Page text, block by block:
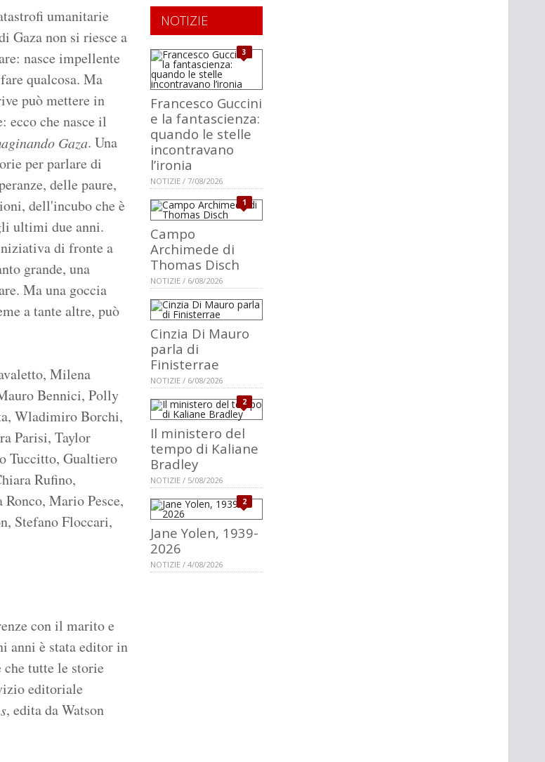
umanitarie
Gaza non si riesce a
nasce impellente
qualcosa. Ma
può mettere in
ecco che nasce il
Gaza. Una
per parlare di
delle paure,
dell'incubo che è
ultimi due anni.
di fronte a
grande, una
Ma una goccia
a tante altre, può
Milena
Bennici, Polly
Wladimiro Borchi,
Parisi, Taylor
Tuccitto, Gualtiero
Rufino,
Mario Pesce,
Stefano Floccari,
con il marito e
anni è stata editor in
che tutte le storie
editoriale
, edita da Watson
NOTIZIE
3
Francesco Guccini
e la fantascienza:
quando le stelle
incontravano
l’ironia
NOTIZIE / 7/08/2026
1
Campo
Archimede di
Thomas Disch
NOTIZIE / 6/08/2026
Cinzia Di Mauro
parla di
Finisterrae
NOTIZIE / 6/08/2026
2
Il ministero del
tempo di Kaliane
Bradley
NOTIZIE / 5/08/2026
2
Jane Yolen, 1939-
2026
NOTIZIE / 4/08/2026